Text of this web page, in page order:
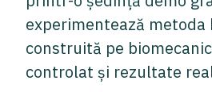
experimentează metoda
construită pe
controlat și rezultate